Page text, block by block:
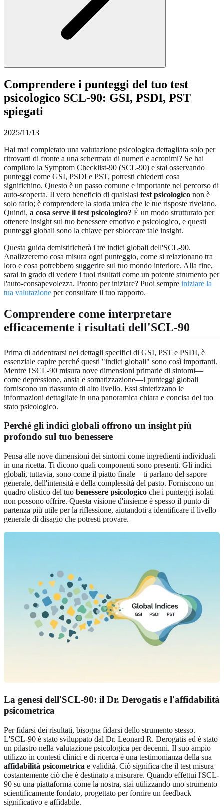
Comprendere i punteggi del tuo test
psicologico SCL-90: GSI, PSDI, PST
spiegati
2025/11/13
Hai mai completato una valutazione psicologica dettagliata solo per
ritrovarti di fronte a una schermata di numeri e acronimi? Se hai
compilato la Symptom Checklist-90 (SCL-90) e stai osservando
punteggi come GSI, PSDI e PST, potresti chiederti cosa
significhino. Questo è un passo comune e importante nel percorso di
auto-scoperta. Il vero beneficio di qualsiasi test psicologico non è
solo farlo; è comprendere la storia unica che le tue risposte rivelano.
Quindi, a cosa serve il test psicologico? È un modo strutturato per
ottenere insight sul tuo benessere emotivo e psicologico, e questi
punteggi globali sono la chiave per sbloccare tale insight.
Questa guida demistificherà i tre indici globali dell'SCL-90.
Analizzeremo cosa misura ogni punteggio, come si relazionano tra
loro e cosa potrebbero suggerire sul tuo mondo interiore. Alla fine,
sarai in grado di vedere i tuoi risultati come un potente strumento per
l'auto-consapevolezza. Pronto per iniziare? Puoi sempre iniziare la
tua valutazione per consultare il tuo rapporto.
Comprendere come interpretare
efficacemente i risultati dell'SCL-90
Prima di addentrarsi nei dettagli specifici di GSI, PST e PSDI, è
essenziale capire perché questi "indici globali" sono così importanti.
Mentre l'SCL-90 misura nove dimensioni primarie di sintomi—
come depressione, ansia e somatizzazione—i punteggi globali
forniscono un riassunto di alto livello. Essi sintetizzano le
informazioni dettagliate in una panoramica chiara e concisa del tuo
stato psicologico.
Perché gli indici globali offrono un insight più
profondo sul tuo benessere
Pensa alle nove dimensioni dei sintomi come ingredienti individuali
in una ricetta. Ti dicono quali componenti sono presenti. Gli indici
globali, tuttavia, sono come il piatto finale—ti parlano del sapore
generale, dell'intensità e della complessità del pasto. Forniscono un
quadro olistico del tuo benessere psicologico che i punteggi isolati
non possono offrire. Questa visione d'insieme è spesso il punto di
partenza più utile per la riflessione, aiutandoti a identificare il livello
generale di disagio che potresti provare.
La genesi dell'SCL-90: il Dr. Derogatis e l'affidabilità
psicometrica
Per fidarsi dei risultati, bisogna fidarsi dello strumento stesso.
L'SCL-90 è stato sviluppato dal Dr. Leonard R. Derogatis ed è stato
un pilastro nella valutazione psicologica per decenni. Il suo ampio
utilizzo in contesti clinici e di ricerca è una testimonianza della sua
affidabilità psicometrica e validità. Ciò significa che il test misura
costantemente ciò che è destinato a misurare. Quando effettui l'SCL-
90 su una piattaforma come la nostra, stai utilizzando uno strumento
scientificamente fondato, progettato per fornire un feedback
significativo e affidabile.